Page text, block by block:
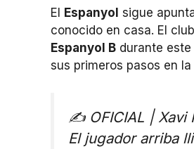
El Espanyol sigue
conocido en casa. El
Espanyol B durante
sus primeros pasos en
✍️ OFICIAL | Xavi
El jugador arriba